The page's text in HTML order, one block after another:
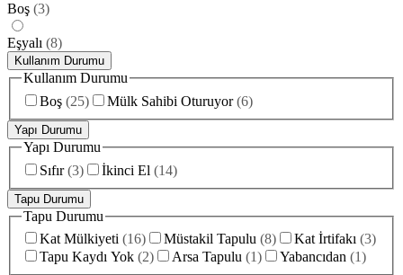
Boş (3)
Eşyalı (8)
Kullanım Durumu
Kullanım Durumu
Boş (25) Mülk Sahibi Oturuyor (6)
Yapı Durumu
Yapı Durumu
Sıfır (3) İkinci El (14)
Tapu Durumu
Tapu Durumu
Kat Mülkiyeti (16) Müstakil Tapulu (8) Kat İrtifakı (3)
Tapu Kaydı Yok (2) Arsa Tapulu (1) Yabancıdan (1)